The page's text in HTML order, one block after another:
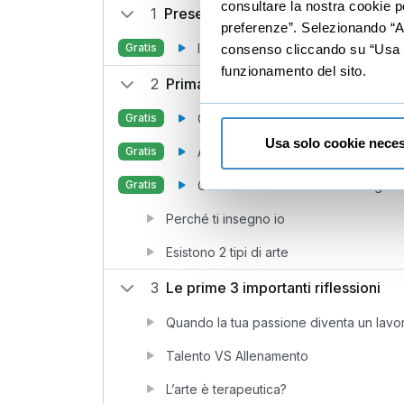
consultare la nostra cookie
preferenze”. Selezionando
consenso cliccando su
funzionamento del sito.
Usa solo cookie
1 Presentazione
Gratis Introduzione
2 Prima di tutto ci tengo a dirti che...
Gratis Cosa si intende per famoso in
Gratis Arte, tecnica e spettacolo
Gratis Cosa c’entra il mental coaching
Perché ti insegno io
Esistono 2 tipi di arte
3 Le prime 3 importanti riflessioni
Quando la tua passione diventa un
Talento VS Allenamento
L’arte è terapeutica?